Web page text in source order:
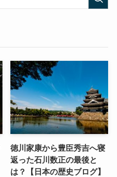
徳川家康から豊臣秀吉へ寝
返った石川数正の最後と
は？【日本の歴史ブログ】